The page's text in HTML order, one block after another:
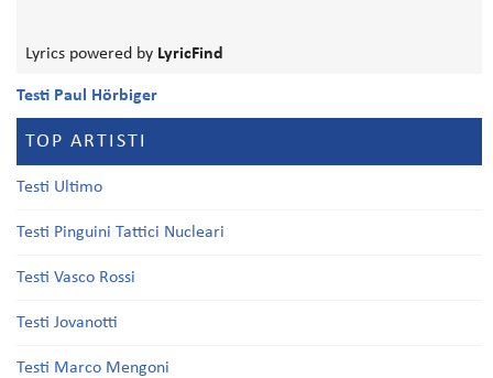
Lyrics powered by LyricFind
Testi Paul Hörbiger
TOP ARTISTI
Testi Ultimo
Testi Pinguini Tattici Nucleari
Testi Vasco Rossi
Testi Jovanotti
Testi Marco Mengoni